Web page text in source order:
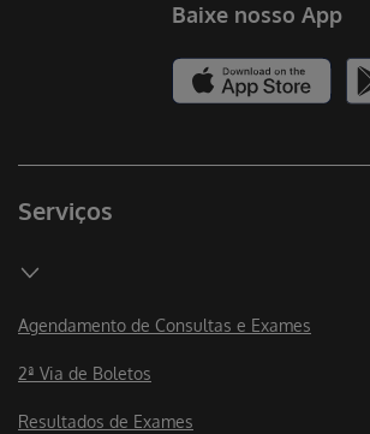
Serviços
Agendamento de Consultas e Exames
2ª Via de Boletos
Resultados de Exames
Baixe nosso App